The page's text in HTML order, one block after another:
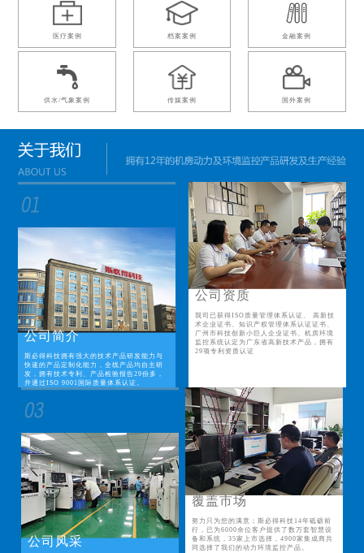
医疗案例 档案案例 金融案例
供水/气象案例 传媒案例 国外案例
公司简介
斯必得科技拥有强大的技术产品研发能力与
快速的产品定制化能力，全线产品均自主研
发，拥有技术专利、产品检验报告29份多，
并通过ISO 9001国际质量体系认证。
公司资质
我司已获得ISO质量管理体系认证、 高新技
术企业证书、知识产权管理体系认证证书、
广州市科技创新小巨人企业证书、机房环境
监控系统认定为广东省高新技术产品，拥有
29项专利资质认证
公司风采
覆盖市场
努力只为您的满意；斯必得科技14年砥砺前
行，已为6000余位客户提供了数万套智慧设
备和系统，35家上市选择，4900家集成商共
同选择了我们的动力环境监控产品。